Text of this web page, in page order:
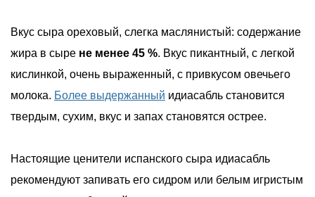
Вкус сыра ореховый, слегка маслянистый: содержание
жира в сыре не менее 45 %. Вкус пикантный, с легкой
кислинкой, очень выраженный, с привкусом овечьего
молока. Более выдержанный идиасабль становится
твердым, сухим, вкус и запах становятся острее.
Настоящие ценители испанского сыра идиасабль
рекомендуют запивать его сидром или белым игристым